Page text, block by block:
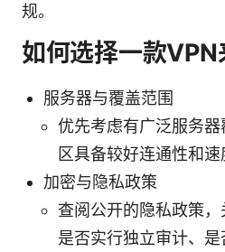
规。
如何选择一款VPN
服务器与覆盖范围
优先考虑有广泛服务
区具备较好连通性和速
加密与隐私政策
查阅公开的隐私政策，
是否实行独立审计、